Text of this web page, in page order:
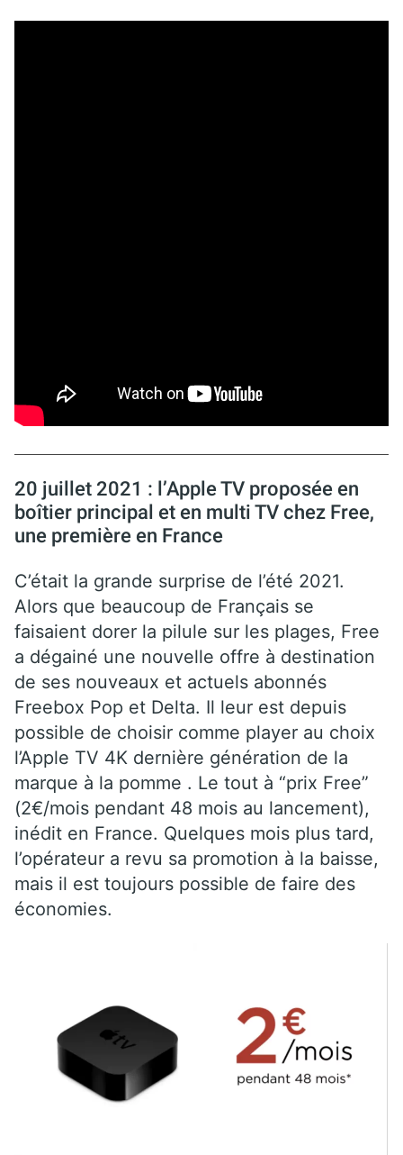
20 juillet 2021 : l’Apple TV proposée en
boîtier principal et en multi TV chez Free,
une première en France
C’était la grande surprise de l’été 2021.
Alors que beaucoup de Français se
faisaient dorer la pilule sur les plages, Free
a dégainé une nouvelle offre à destination
de ses nouveaux et actuels abonnés
Freebox Pop et Delta. Il leur est depuis
possible de choisir comme player au choix
l’Apple TV 4K dernière génération de la
marque à la pomme . Le tout à “prix Free”
(2€/mois pendant 48 mois au lancement),
inédit en France. Quelques mois plus tard,
l’opérateur a revu sa promotion à la baisse,
mais il est toujours possible de faire des
économies.